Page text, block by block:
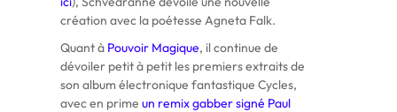
création avec la poétesse Agneta Falk.
Quant à Pouvoir Magique, il continue de
dévoiler petit à petit les premiers extraits de
son album électronique fantastique Cycles,
avec en prime un remix gabber signé Paul